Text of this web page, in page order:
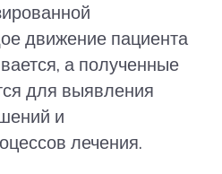
движение пациента
а полученные
для выявления
и
лечения.